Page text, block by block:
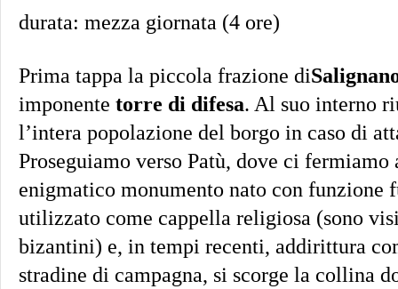
durata: mezza giornata (4 ore)
Prima tappa la piccola frazione di
imponente torre di difesa. Al suo interno
l’intera popolazione del borgo in caso di
Proseguiamo verso Patù, dove ci
enigmatico monumento nato con funzione
utilizzato come cappella religiosa (sono
bizantini) e, in tempi recenti, addirittura
stradine di campagna, si scorge la collina